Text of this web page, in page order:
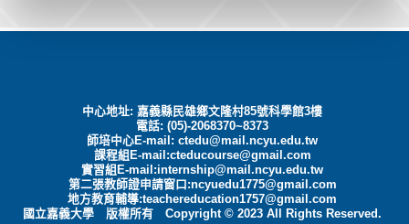
中心地址: 嘉義縣民雄鄉文隆村85號科學館3樓
電話: (05)-2068370~8373
師培中心E-mail:ctedu@mail.ncyu.edu.tw
課程組E-mail:cteducourse@gmail.com
實習組E-mail:internship@mail.ncyu.edu.tw
第二張教師證申請窗口:ncyuedu1775@gmail.com
地方教育輔導:teachereducation1757@gmail.com
國立嘉義大學 版權所有 Copyright © 2023 All Rights Reserved.